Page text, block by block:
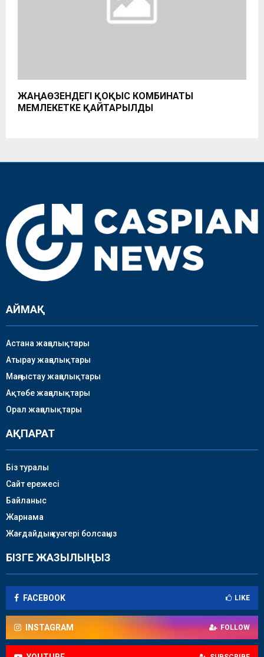
ЖАҢАӨЗЕНДЕГІ ҚОҚЫС КОМБИНАТЫ
МЕМЛЕКЕТКЕ ҚАЙТАРЫЛДЫ
АЙМАҚ
Астана жаңалықтары
Атырау жаңалықтары
Маңғыстау жаңалықтары
Ақтөбе жаңалықтары
Орал жаңалықтары
АҚПАРАТ
Біз туралы
Сайт ережесі
Байланыс
Жарнама
Жағдайдың куәгері болсаңыз
БІЗГЕ ЖАЗЫЛЫҢЫЗ
FACEBOOK LIKE
INSTAGRAM FOLLOW